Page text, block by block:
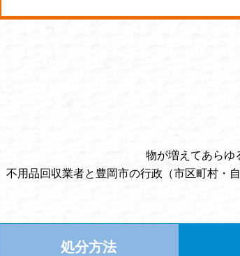
物が増えてあらゆ
不用品回収業者と豊岡市の行政（市区町村・
処分方法